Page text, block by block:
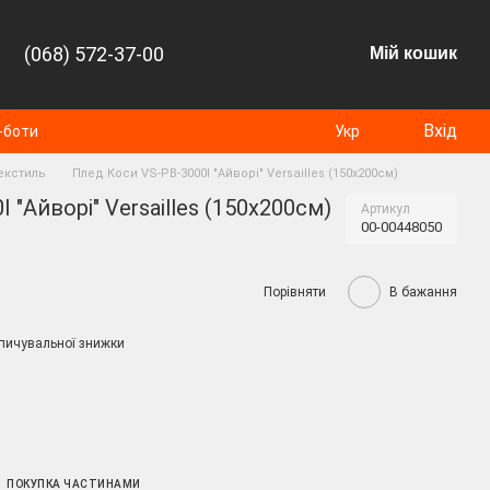
(068) 572-37-00 Мій кошик
Укр Вхід
Плед Коси VS-PB-3000I "Айворі" Versailles (150х200см)
"Айворі" Versailles (150х200см) Артикул
00-00448050
Порівняти В бажання
знижки
ПОКУПКА ЧАСТИНАМИ